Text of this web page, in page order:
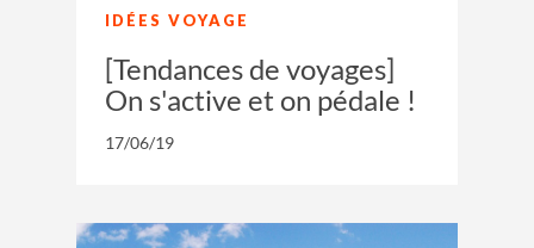
IDÉES VOYAGE
[Tendances de voyages]
On s'active et on pédale !
17/06/19